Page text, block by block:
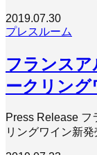
2019.07.30
プレスルーム
フランス
ークリング
Press Release フ
リングワイン新